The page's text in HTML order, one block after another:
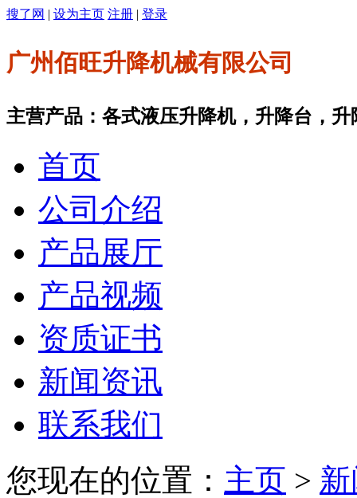
搜了网 | 设为主页 注册 | 登录
广州佰旺升降机械有限公司
主营产品：各式液压升降机，升降台，
首页
公司介绍
产品展厅
产品视频
资质证书
新闻资讯
联系我们
您现在的位置： 主页 >